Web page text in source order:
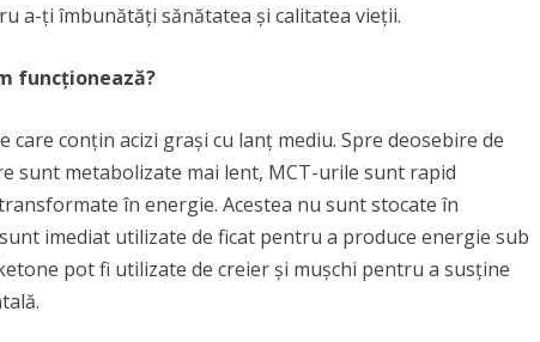
a-ți îmbunătăți sănătatea și calitatea vieții.
funcționează?
conțin acizi grași cu lanț mediu. Spre deosebire de
sunt metabolizate mai lent, MCT-urile sunt rapid
în energie. Acestea nu sunt stocate în
imediat utilizate de ficat pentru a produce energie sub
pot fi utilizate de creier și mușchi pentru a susține